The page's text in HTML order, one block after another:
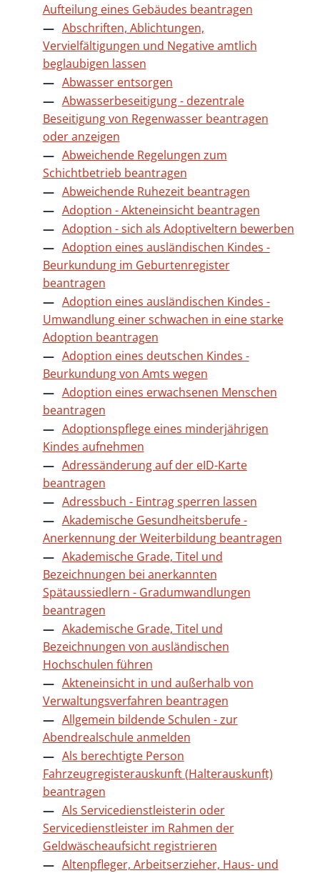
Aufteilung eines Gebäudes beantragen
Abschriften, Ablichtungen,
Vervielfältigungen und Negative amtlich
beglaubigen lassen
Abwasser entsorgen
Abwasserbeseitigung - dezentrale
Beseitigung von Regenwasser beantragen
oder anzeigen
Abweichende Regelungen zum
Schichtbetrieb beantragen
Abweichende Ruhezeit beantragen
Adoption - Akteneinsicht beantragen
Adoption - sich als Adoptiveltern bewerben
Adoption eines ausländischen Kindes -
Beurkundung im Geburtenregister
beantragen
Adoption eines ausländischen Kindes -
Umwandlung einer schwachen in eine starke
Adoption beantragen
Adoption eines deutschen Kindes -
Beurkundung von Amts wegen
Adoption eines erwachsenen Menschen
beantragen
Adoptionspflege eines minderjährigen
Kindes aufnehmen
Adressänderung auf der eID-Karte
beantragen
Adressbuch - Eintrag sperren lassen
Akademische Gesundheitsberufe -
Anerkennung der Weiterbildung beantragen
Akademische Grade, Titel und
Bezeichnungen bei anerkannten
Spätaussiedlern - Gradumwandlungen
beantragen
Akademische Grade, Titel und
Bezeichnungen von ausländischen
Hochschulen führen
Akteneinsicht in und außerhalb von
Verwaltungsverfahren beantragen
Allgemein bildende Schulen - zur
Abendrealschule anmelden
Als berechtigte Person
Fahrzeugregisterauskunft (Halterauskunft)
beantragen
Als Servicedienstleisterin oder
Servicedienstleister im Rahmen der
Geldwäscheaufsicht registrieren
Altenpfleger, Arbeitserzieher, Haus- und